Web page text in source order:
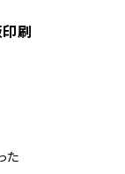
刷
た